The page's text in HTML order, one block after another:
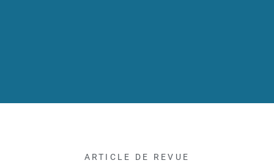
ARTICLE DE REVUE